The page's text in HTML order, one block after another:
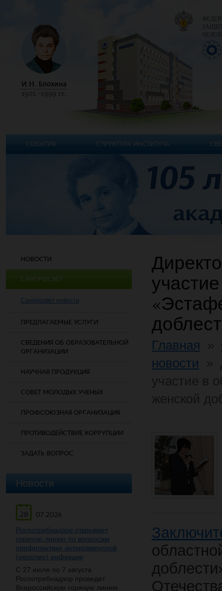
НОВОСТИ
САНПРОСВЕТ
Санпросвет новости
ПРЕДЛАГАЕМЫЕ УСЛУГИ
СВЕДЕНИЯ ОБ ОБРАЗОВАТЕЛЬНОЙ
ОРГАНИЗАЦИИ
НАУЧНАЯ ПРОДУКЦИЯ
СОВЕТ МОЛОДЫХ УЧЕНЫХ
ПРОФСОЮЗНАЯ ОРГАНИЗАЦИЯ
ПРОТИВОДЕЙСТВИЕ КОРРУПЦИИ
ЗАДАТЬ ВОПРОС
Новости
28
07.2026
Роспотребнадзор открывает
горячую линию по вопросам
профилактики энтеровирусной
(неполио) инфекции
С 27 июля по 7 августа
Роспотребнадзор проведет
Всероссийскую горячую линию
Главная
новости
СОБЫТИЯ СТРУКТУРА ИНСТИТУТА